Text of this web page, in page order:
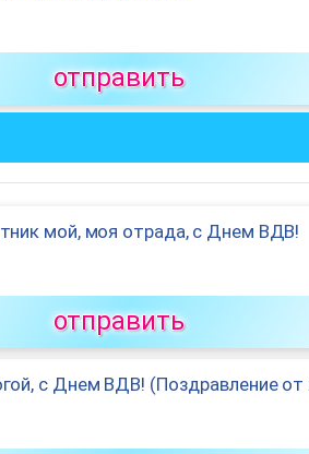
отправить
мой, моя отрада, с Днем ВДВ!
отправить
с Днем ВДВ! (Поздравление